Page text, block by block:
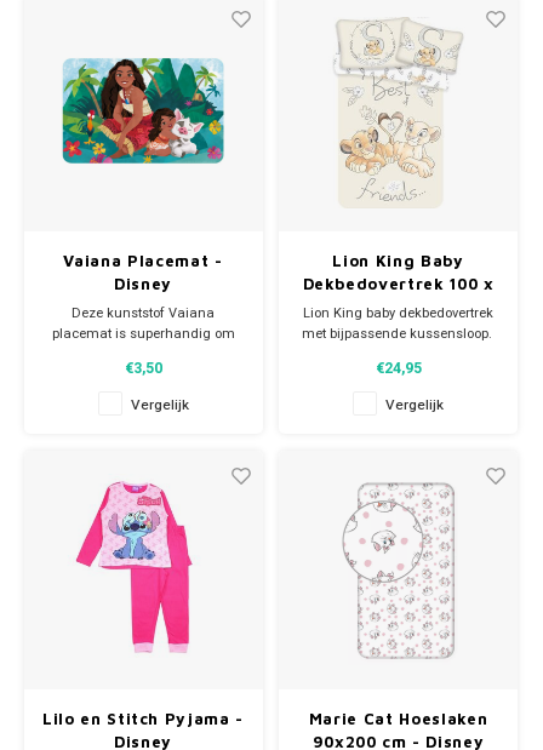
135 cm. Afmeting
Vaiana Placemat -
Disney
Deze kunststof Vaiana
placemat is superhandig om
je ontbijt, lunch of avondeten.
De stevige plastic
Disney placemat heeft een print
43 x 28 cm.
€3,50
Vergelijk
Lion King Baby
Dekbedovertrek 100 x
135 - Disney
Lion King baby dekbedovertrek
met bijpassende kussensloop.
te gebruiken en zorgt ervoor dat
je kleine schat met een
glimlach in slaap valt. Met een
Afmeting
€24,95
Vergelijk
Lilo en Stitch Pyjama -
Disney
Marie Cat Hoeslaken
90x200 cm - Disney